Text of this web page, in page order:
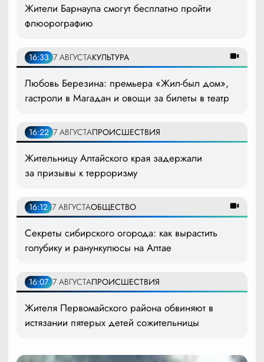
Жители Барнаула смогут бесплатно пройти
флюорографию
16:33 7 АВГУСТАКУЛЬТУРА
Любовь Березина: премьера «Жил-был дом»,
гастроли в Магадан и овощи за билеты в театр
16:22 7 АВГУСТАПРОИСШЕСТВИЯ
Жительницу Алтайского края задержали
за призывы к терроризму
16:12 7 АВГУСТАОБЩЕСТВО
Секреты сибирского огорода: как вырастить
голубику и ранункулюсы на Алтае
16:07 7 АВГУСТАПРОИСШЕСТВИЯ
Жителя Первомайского района обвиняют в
истязании пятерых детей сожительницы